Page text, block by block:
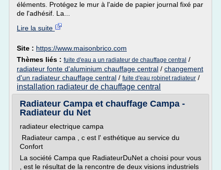
éléments. Protégez le mur à l'aide de papier journal fixé par
de l'adhésif. La...
Lire la suite
Site : https://www.maisonbrico.com
Thèmes liés : fuite d'eau a un radiateur de chauffage central /
radiateur fonte d'aluminium chauffage central / changement
d'un radiateur chauffage central / fuite d'eau robinet radiateur /
installation radiateur de chauffage central
Radiateur Campa et chauffage Campa -
Radiateur du Net
radiateur electrique campa
Radiateur campa , c est l' esthétique au service du
Confort
La société Campa que RadiateurDuNet a choisi pour vous
, est le résultat de la rencontre de deux visions industriels